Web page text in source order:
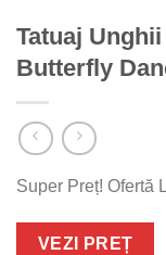
Tatuaj
Butterfly
Super Preț! Ofertă
VEZI PREȚ